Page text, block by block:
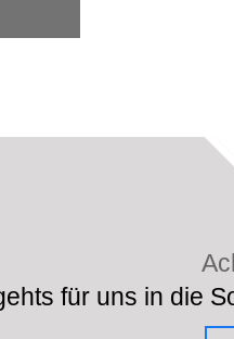
für uns in die